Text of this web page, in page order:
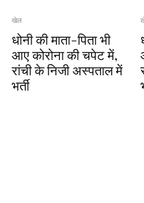
खेल
धोनी की माता-पिता भी
आए कोरोना की चपेट में,
रांची के निजी अस्पताल में
भर्ती